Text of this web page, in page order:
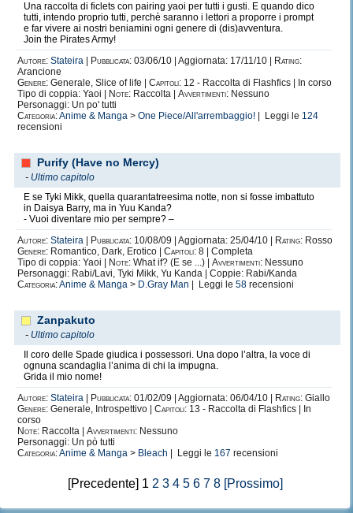
Una raccolta di ficlets con pairing yaoi per tutti i gusti. E quando dico
tutti, intendo proprio tutti, perchè saranno i lettori a proporre i prompt
e far vivere ai nostri beniamini ogni genere di (dis)avventura.
Join the Pirates Army!
Autore: Stateira Pubblicata: 03/06/10 | Aggiornata: 17/11/10 |
Rating:
Arancione
Genere: Generale, Slice of life | Capitoli: 12 - Raccolta di Flashfics | In corso
Tipo di coppia: Yaoi |
Note: Raccolta | Avvertimenti: Nessuno
Personaggi: Un po' tutti
Categoria:Anime & Manga > One Piece/All'arrembaggio! | Leggi le 124
recensioni
Purify (Have no Mercy)
- Ultimo capitolo
E se Tyki Mikk, quella quarantatreesima notte, non si fosse imbattuto
in Daisya Barry, ma in Yuu Kanda?
- Vuoi diventare mio per sempre? –
Autore: Stateira Pubblicata: 10/08/09 | Aggiornata: 25/04/10 | Rating: Rosso
Genere: Romantico, Dark, Erotico | Capitoli: 8 | Completa
Tipo di coppia: Yaoi |
Note: What if? (E se ...) | Avvertimenti: Nessuno
Personaggi: Rabi/Lavi, Tyki Mikk, Yu Kanda | Coppie: Rabi/Kanda
Categoria:Anime & Manga > D.Gray Man | Leggi le 58 recensioni
Zanpakuto
- Ultimo capitolo
Il coro delle Spade giudica i possessori. Una dopo l’altra, la voce di
ognuna scandaglia l’anima di chi la impugna.
Grida il mio nome!
Autore: Stateira Pubblicata: 01/02/09 | Aggiornata: 06/04/10 | Rating: Giallo
Genere: Generale, Introspettivo | Capitoli: 13 - Raccolta di Flashfics | In
corso
Note: Raccolta | Avvertimenti: Nessuno
Personaggi: Un pò tutti
Categoria:Anime & Manga > Bleach | Leggi le 167 recensioni
[Precedente] 1 2 3 4 5 6 7 8 [Prossimo]